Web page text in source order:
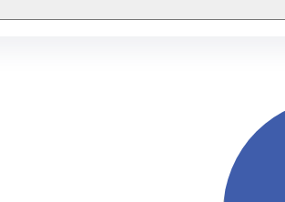
Біблійне консультування